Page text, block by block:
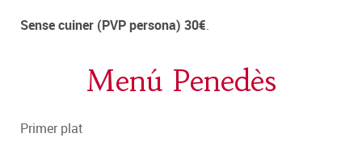
Sense cuiner (PVP persona) 30€.
Menú Penedès
Primer plat